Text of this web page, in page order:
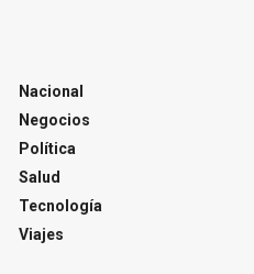
Nacional
Negocios
Política
Salud
Tecnología
Viajes